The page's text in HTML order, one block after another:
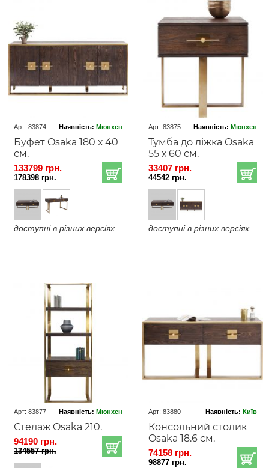
Арт: 83874 Наявність: Мюнхен
Буфет Osaka 180 х 40
см.
133799 грн.
178398 грн.
доступні в різних версіях
Арт: 83875 Наявність: Мюнхен
Тумба до ліжка Osaka
55 х 60 см.
33407 грн.
44542 грн.
доступні в різних версіях
Арт: 83877 Наявність: Мюнхен
Стелаж Osaka 210.
94190 грн.
134557 грн.
Арт: 83880 Наявність: Київ
Консольний столик
Osaka 18.6 см.
74158 грн.
98877 грн.